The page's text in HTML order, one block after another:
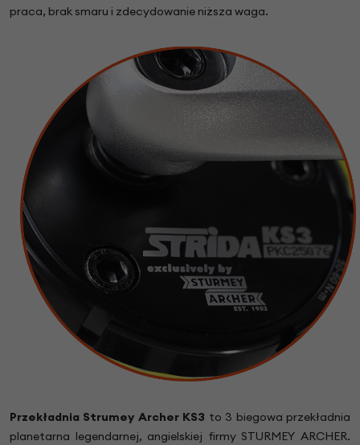
praca, brak smaru i zdecydowanie niższa waga.
Przekładnia Strumey Archer KS3 to 3 biegowa przekładnia
planetarna legendarnej, angielskiej firmy STURMEY ARCHER.